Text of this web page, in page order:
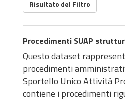
Risultato del Filtro
Procedimenti SUAP
Questo dataset
procedimenti
Sportello Unico Attività
contiene i procedimenti